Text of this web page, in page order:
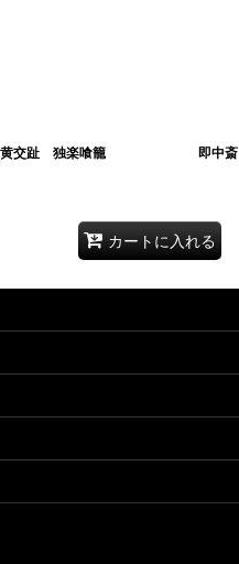
浅黄交趾 独楽喰籠 即中斎*
カートに入れる